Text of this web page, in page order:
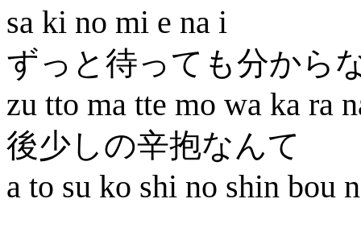
sa ki no mi e na i
ずっと待っても分から
zu tto ma tte mo wa ka ra
後少しの辛抱なんて
a to su ko shi no shin bou